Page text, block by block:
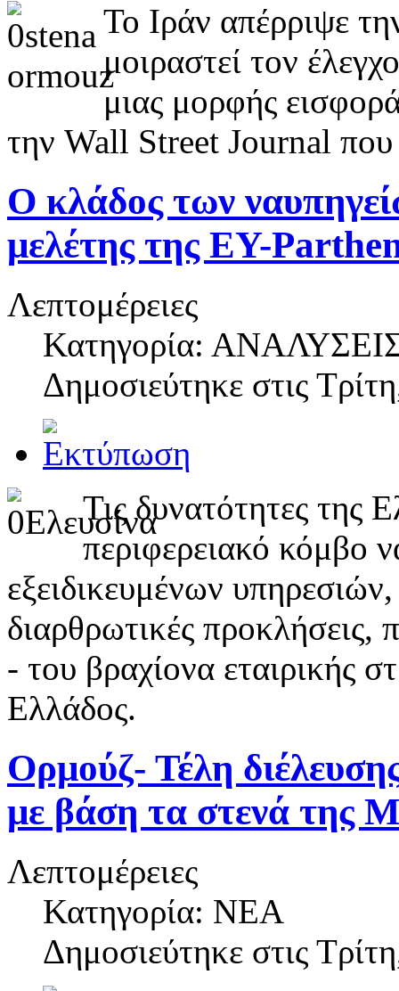
Το Ιράν απέρριψε
μοιραστεί τον
μιας μορφής
την Wall Street Journal που
Ο κλάδος των
μελέτης της EY-
Λεπτομέρειες
Κατηγορία:
Δημοσιεύτηκε στις
Τις δυνατότητες της
περιφερειακό κόμβο
εξειδικευμένων
διαρθρωτικές προκλήσεις,
- του βραχίονα εταιρικής
Ελλάδος.
Ορμούζ- Τέλη
με βάση τα στενά της
Λεπτομέρειες
Κατηγορία: NEA
Δημοσιεύτηκε στις